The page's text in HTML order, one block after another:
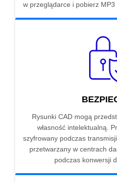
w przeglądarce i pobierz
Rysunki CAD mogą
własność intelektualną.
szyfrowany podczas
przetwarzany w centrach
podczas konwersji